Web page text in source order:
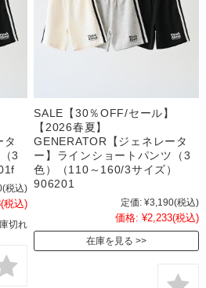
タ
3
(税込)
(税込)
切れ
SALE【30％OFF/セール】
【2026春夏】
GENERATOR【ジェネレータ
ー】ラインショートパンツ（3
色）（110～160/3サイズ）
906201
定価: ¥3,190(税込)
価格: ¥2,233(税込)
在庫を見る